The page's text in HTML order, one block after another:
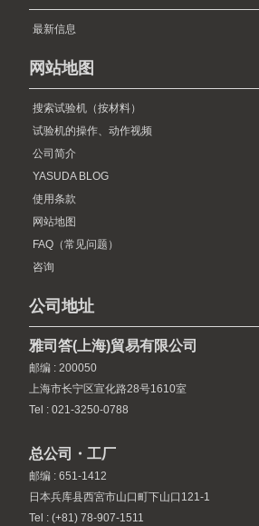
最新信息
网站地图
搜索试验机（按材料）
试验机的操作、动作视频
公司简介
YASUDA BLOG
使用条款
网站地图
FAQ（常见问题）
咨询
公司地址
雅司答(上海)貿易有限公司
邮编 : 200050
上海市长宁区宣化路28号1610室
Tel : 021-3250-0788
总公司・工厂
邮编 : 651-1412
日本兵库县西宮市山口町下山口121-1
Tel : (+81) 78-907-1511